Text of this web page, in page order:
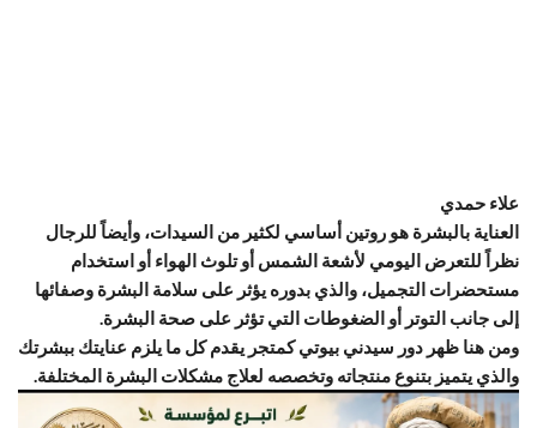
علاء حمدي
العناية بالبشرة هو روتين أساسي لكثير من السيدات، وأيضاً للرجال
نظراً للتعرض اليومي لأشعة الشمس أو تلوث الهواء أو استخدام
مستحضرات التجميل، والذي بدوره يؤثر على سلامة البشرة وصفائها
إلى جانب التوتر أو الضغوطات التي تؤثر على صحة البشرة.
ومن هنا ظهر دور سيدني بيوتي كمتجر يقدم كل ما يلزم عنايتك ببشرتك
والذي يتميز بتنوع منتجاته وتخصصه لعلاج مشكلات البشرة المختلفة.